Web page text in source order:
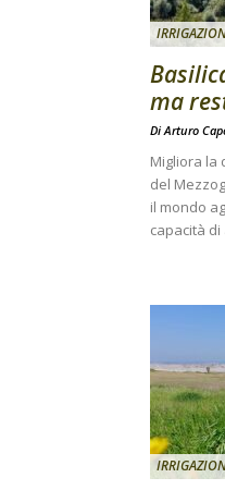
ma
DiArturo
Migliora la
del
il mondo
capacità di